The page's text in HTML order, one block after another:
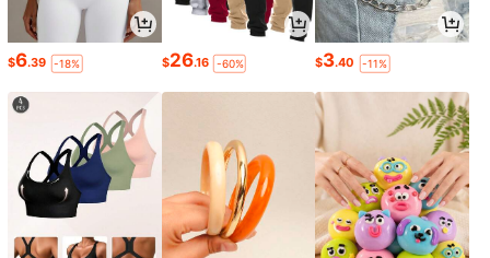
$6.39 -18% $26.16 -60% $3.40 -11%